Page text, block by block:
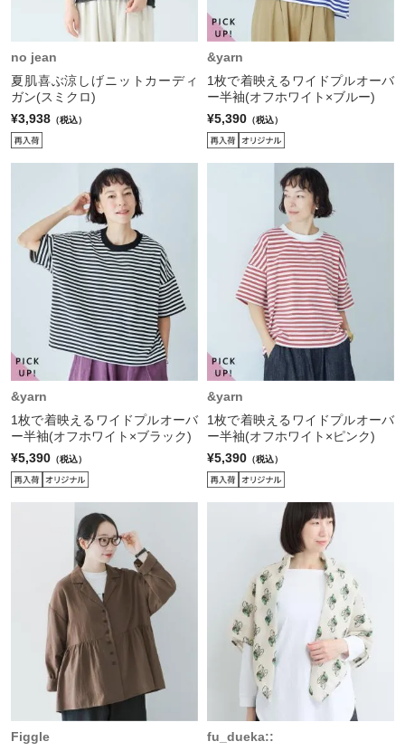
no jean
夏肌喜ぶ涼しげニットカーディ
ガン(スミクロ)
¥3,938 （税込）
&yarn
1枚で着映えるワイドプルオーバ
ー半袖(オフホワイト×ブルー)
¥5,390 （税込）
&yarn
1枚で着映えるワイドプルオーバ
ー半袖(オフホワイト×ブラック)
¥5,390 （税込）
&yarn
1枚で着映えるワイドプルオーバ
ー半袖(オフホワイト×ピンク)
¥5,390 （税込）
Figgle
fu_dueka::